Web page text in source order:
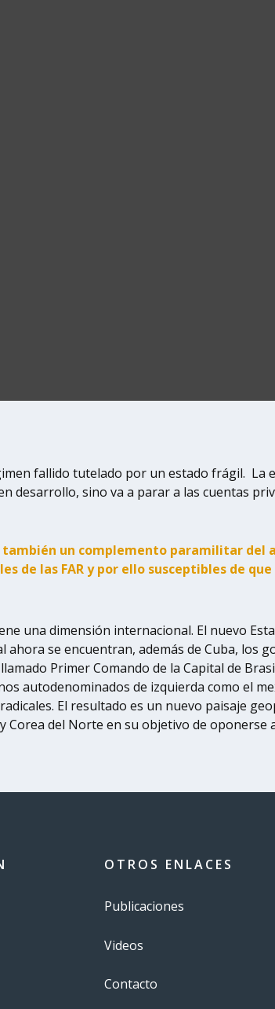
fallido tutelado por un estado frágil. La
sino va a parar a las cuentas
también un complemento paramilitar del
de las FAR y por ello susceptibles de
una dimensión internacional. El nuevo
se encuentran, además de Cuba, los
Primer Comando de la Capital de
autodenominados de izquierda como el
El resultado es un nuevo paisaje
Corea del Norte en su objetivo de oponerse
OTROS ENLACES
Publicaciones
Videos
Contacto